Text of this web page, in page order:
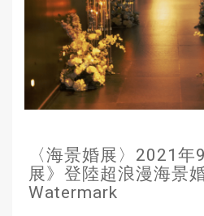
〈海景婚展〉2021
展》登陸超浪漫海景
Watermark